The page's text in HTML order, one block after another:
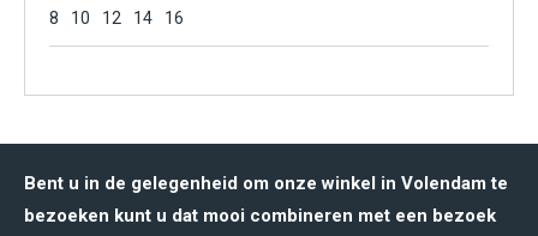
8 10 12 14 16
Bent u in de gelegenheid om onze winkel in Volendam te
bezoeken kunt u dat mooi combineren met een bezoek